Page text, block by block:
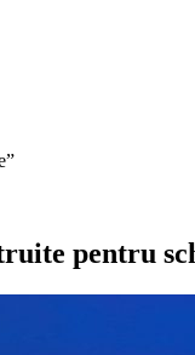
pentru